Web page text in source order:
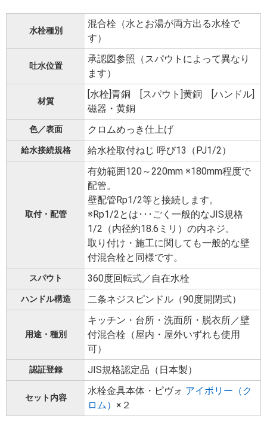
水栓種別
混合栓（水とお湯が両方出る水栓で
す）
吐水位置
承認図参照（スパウトによって異なり
ます）
材質
[水栓]青銅 [スパウト]黄銅 [ハンドル]
磁器・黄銅
色／表面 クロムめっき仕上げ
給水接続規格 給水栓取付ねじ 呼び13（PJ1/2）
取付・配管
有効範囲120～220mm ※180mm程度で
配管。
壁配管Rp1/2等と接続します。
※Rp1/2とは･･･ごく一般的なJIS規格
1/2（内径約18.6ミリ）の内ネジ。
取り付け・施工に関しても一般的な壁
付混合栓と同様です。
スパウト 360度回転式／自在水栓
ハンドル構造 二条ネジスピンドル（90度開閉式）
用途・種別
キッチン・台所・洗面所・脱衣所／壁
付混合栓（屋内・屋外いずれも使用
可）
認証登録 JIS規格認定品（日本製）
セット内容
水栓金具本体・ピヴォ アイボリー（ク
ロム） ×２